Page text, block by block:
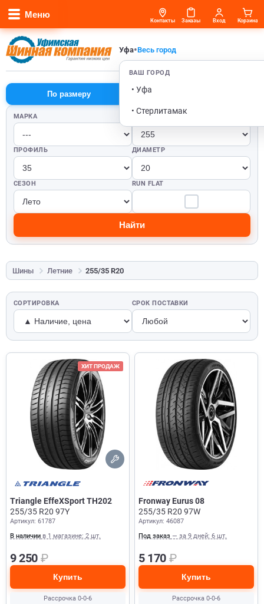
Меню
Уфа•Весь город
ВАШ ГОРОД
• Уфа
• Стерлитамак
Контакты Заказы Вход Корзина
По размеру
МАРКА ШИРИНА
ПРОФИЛЬ ДИАМЕТР
СЕЗОН RUN FLAT
Найти
Шины Летние 255/35 R20
СОРТИРОВКА СРОК ПОСТАВКИ
ХИТ ПРОДАЖ
Triangle EffeXSport TH202
255/35 R20 97Y
Артикул: 61787
В наличии в 1 магазине: 2 шт.
9 250 ₽
Купить
Рассрочка 0-0-6
Fronway Eurus 08
255/35 R20 97W
Артикул: 46087
Под заказ — за 9 дней: 6 шт.
5 170 ₽
Купить
Рассрочка 0-0-6